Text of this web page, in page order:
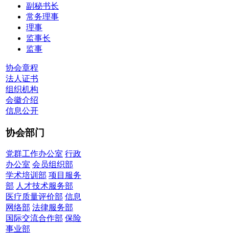
副秘书长
常务理事
理事
监事长
监事
协会章程
法人证书
组织机构
会徽介绍
信息公开
协会部门
党群工作办公室 行政
办公室 会员组织部
学术培训部 项目服务
部 人才技术服务部
医疗质量评价部 信息
网络部 法律服务部
国际交流合作部 保险
事业部